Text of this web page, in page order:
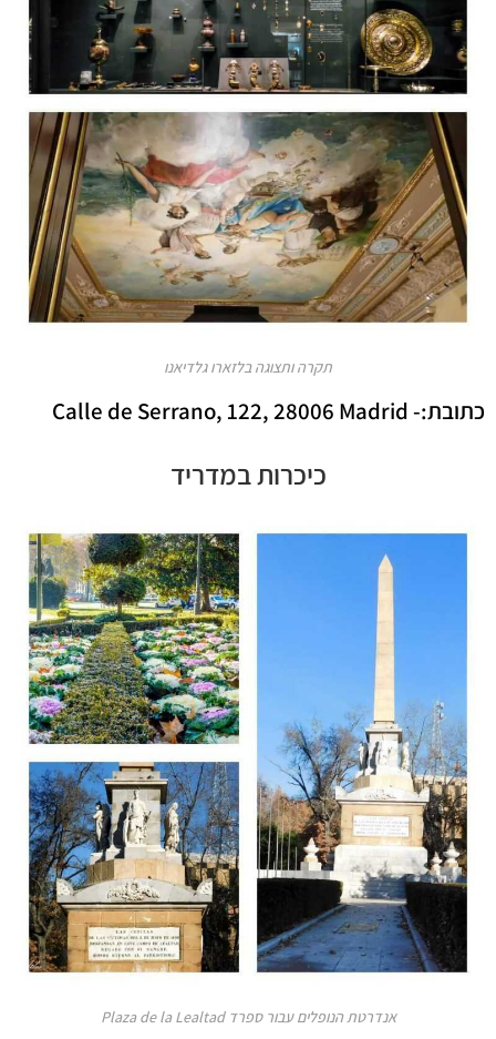
תקרה ותצוגה בלזארו גלדיאנו
כתובת:-Calle de Serrano, 122, 28006 Madrid
כיכרות במדריד
אנדרטת הנופלים עבור ספרד Plaza de la Lealtad